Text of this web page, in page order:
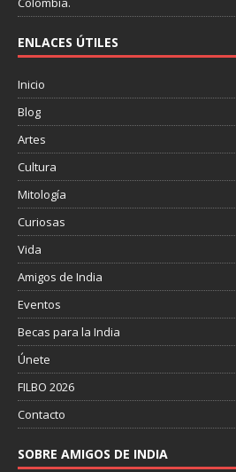
ENLACES ÚTILES
Inicio
Blog
Artes
Cultura
Mitología
Curiosas
Vida
Amigos de India
Eventos
Becas para la India
Únete
FILBO 2026
Contacto
SOBRE AMIGOS DE INDIA